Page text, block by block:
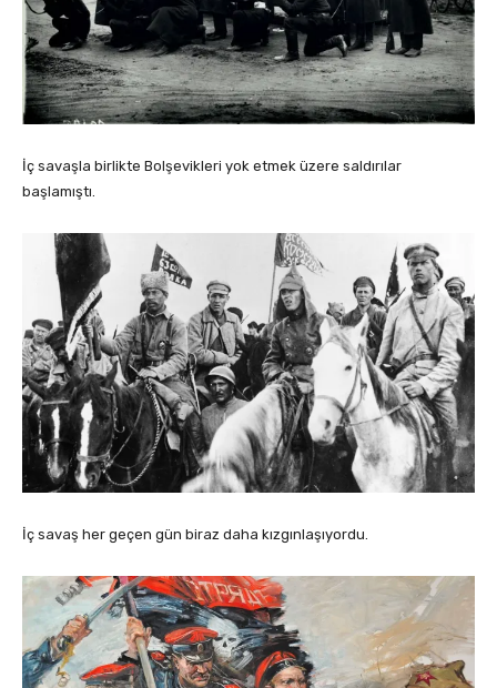
İç savaşla birlikte Bolşevikleri yok etmek üzere saldırılar
başlamıştı.
İç savaş her geçen gün biraz daha kızgınlaşıyordu.